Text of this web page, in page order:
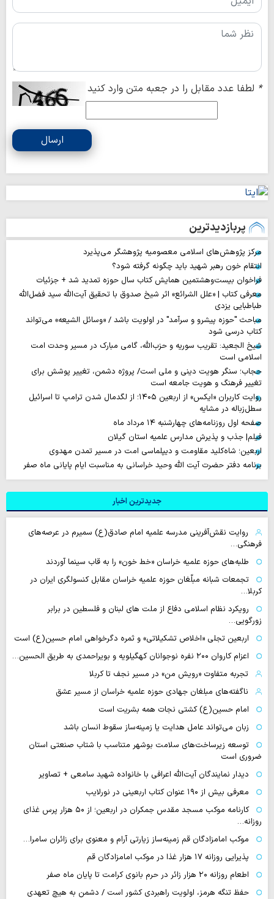
* لطفا عدد مقابل را در جعبه متن وارد کنید
ارسال
پربازدیدترین
مرکز پژوهش‌های اسلامی معصومیه پژوهشگر می‌پذیرد
انتقام خون رهبر شهید باید چگونه گرفته شود؟
فراخوان بیست‌وهشتمین همایش کتاب سال حوزه تمدید شد + جزئیات
معرفی کتاب | «علل الشرائع» اثر شیخ صدوق با تحقیق آیت‌الله سید فضل‌الله
طباطبایی یزدی
مباحث "حوزه پیشرو و سرآمد" در اولویت باشد / «وسائل الشیعه» می‌تواند
کتاب درسی شود
شیخ الجعید: تقریب سوریه و حزب‌الله، گامی مبارک در مسیر وحدت امت
اسلامی است
حجاب؛ سنگر هویت دینی و ملی است/ پروژه دشمن، تغییر پوشش برای
تغییر فرهنگ و هویت جامعه است
روایت‌ کاربران «ایکس» از اربعین ۱۴۰۵؛ از لگدمال شدن ترامپ تا اسرائیل
سطل‌زباله‌ در مشایه
صفحه اول روزنامه‌های چهارشنبه ۱۴ مرداد ماه
فیلم| جذب و پذیرش مدارس علمیه استان گیلان
اربعین؛ شاه‌کلید مقاومت و دیپلماسی امت در مسیر تمدن مهدوی
برنامه دفتر حضرت آیت الله وحید خراسانی به مناسبت ایام پایانی ماه صفر
جدیدترین اخبار
روایت نقش‌آفرینی مدرسه علمیه امام صادق(ع) سمیرم در عرصه‌های
فرهنگی…
طلبه‌های حوزه علمیه خراسان «خط خون» را به قاب سینما آوردند
تجمعات شبانه مبلّغان حوزه علمیه خراسان مقابل کنسولگری ایران در
کربلا…
رویکرد نظام اسلامی دفاع از ملت های لبنان و فلسطین در برابر
زورگویی…
اربعین تجلی «اخلاص تشکیلاتی» و ثمره دگرخواهی امام حسین(ع) است
اعزام کاروان ۲۰۰ نفره نوجوانان کهگیلویه و بویراحمدی به طریق الحسین…
تجربه متفاوت «رویش من» در مسیر نجف تا کربلا
ناگفته‌های مبلغان جهادی حوزه علمیه خراسان از مسیر عشق
امام حسین(ع) کشتی نجات همه بشریت است
زبان می‌تواند عامل هدایت یا زمینه‌ساز سقوط انسان باشد
توسعه زیرساخت‌های سلامت بوشهر متناسب با شتاب صنعتی استان
ضروری است
دیدار نمایندگان آیت‌الله اعرافی با خانواده شهید سامعی + تصاویر
معرفی بیش از ۱۹۰ عنوان کتاب اربعینی در نورلایب
کارنامه موکب مسجد مقدس جمکران در اربعین؛ از ۵۰ هزار پرس غذای
روزانه…
موکب امامزادگان قم زمینه‌ساز زیارتی آرام و معنوی برای زائران سامرا…
پذیرایی روزانه ۱۷ هزار غذا در موکب امامزادگان قم
اطعام روزانه ۲۰ هزار زائر در حرم بانوی کرامت تا پایان ماه صفر
حفظ تنگه هرمز، اولویت راهبردی کشور است / دشمن به هیچ تعهدی